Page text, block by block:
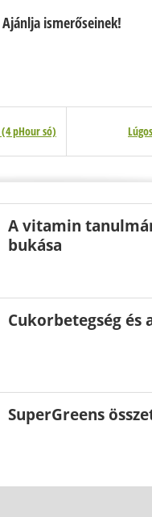
ismerőseinek!
pHour só)
A vitamin
bukása
Cukorbetegség és
SuperGreens